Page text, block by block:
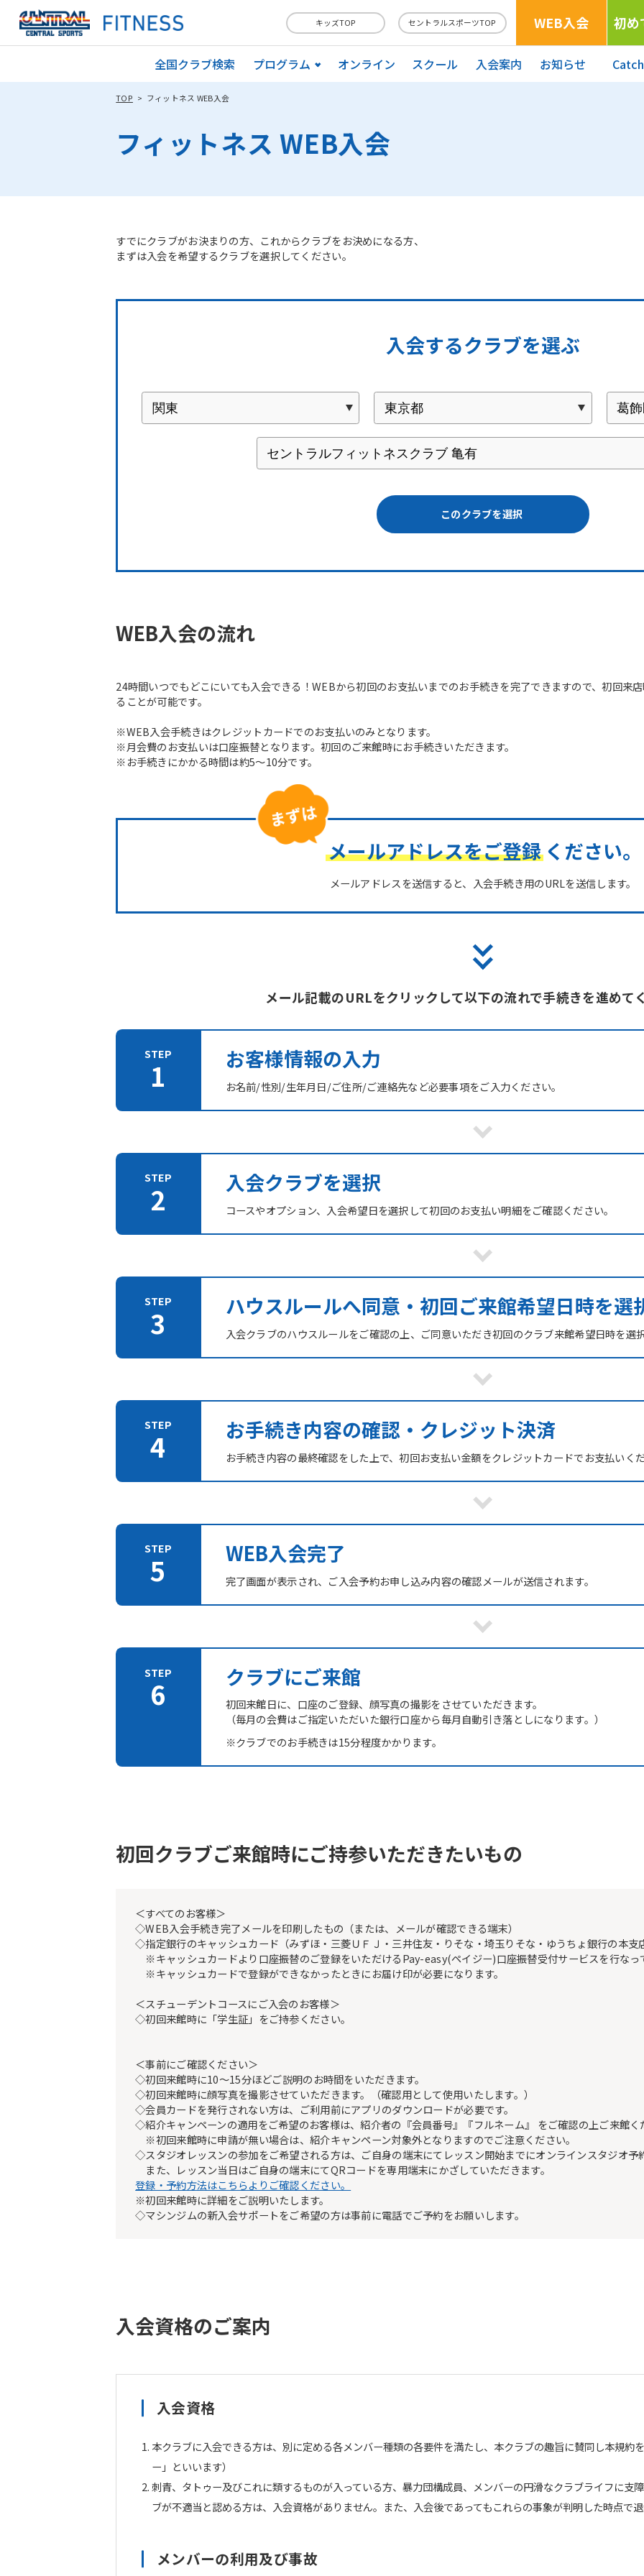
キッズTOP セントラルスポーツTOP WEB入会 初め
全国クラブ検索 プログラム オンライン スクール 入会案内 お知らせ
TOP フィットネス WEB入会
フィットネス WEB入会
すでにクラブがお決まりの方、これからクラブをお決めになる方、
まずは入会を希望するクラブを選択してください。
入会するクラブを選ぶ
このクラブを選択
WEB入会の流れ
24時間いつでもどこにいても入会できる！WEBから初回のお支払いまでのお手続きを完了できますので、初回来
ることが可能です。
※WEB入会手続きはクレジットカードでのお支払いのみとなります。
※月会費のお支払いは口座振替となります。初回のご来館時にお手続きいただきます。
※お手続きにかかる時間は約5～10分です。
メールアドレスをご登録 ください。
メールアドレスを送信すると、入会手続き用のURLを送信します。
メール記載のURLをクリックして以下の流れで手続きを進めて
お客様情報の入力
お名前/性別/生年月日/ご住所/ご連絡先など必要事項をご入力ください。
入会クラブを選択
コースやオプション、入会希望日を選択して初回のお支払い明細をご確認ください。
ハウスルールへ同意・初回ご来館希望日時を選
入会クラブのハウスルールをご確認の上、ご同意いただき初回のクラブ来館希望日時を選
お手続き内容の確認・クレジット決済
お手続き内容の最終確認をした上で、初回お支払い金額をクレジットカードでお支払いくだ
WEB入会完了
完了画面が表示され、ご入会予約お申し込み内容の確認メールが送信されます。
クラブにご来館
初回来館日に、口座のご登録、顔写真の撮影をさせていただきます。
（毎月の会費はご指定いただいた銀行口座から毎月自動引き落としになります。）
※クラブでのお手続きは15分程度かかります。
初回クラブご来館時にご持参いただきたいもの
＜すべてのお客様＞
◇WEB入会手続き完了メールを印刷したもの（または、メールが確認できる端末）
◇指定銀行のキャッシュカード（みずほ・三菱ＵＦＪ・三井住友・りそな・埼玉りそな・ゆうちょ銀行の本支店
※キャッシュカードより口座振替のご登録をいただけるPay-easy(ペイジー)口座振替受付サービスを行なっ
※キャッシュカードで登録ができなかったときにお届け印が必要になります。
＜スチューデントコースにご入会のお客様＞
◇初回来館時に「学生証」をご持参ください。
＜事前にご確認ください＞
◇初回来館時に10～15分ほどご説明のお時間をいただきます。
◇初回来館時に顔写真を撮影させていただきます。（確認用として使用いたします。）
◇会員カードを発行されない方は、ご利用前にアプリのダウンロードが必要です。
◇紹介キャンペーンの適用をご希望のお客様は、紹介者の『会員番号』『フルネーム』 をご確認の上ご来館く
※初回来館時に申請が無い場合は、紹介キャンペーン対象外となりますのでご注意ください。
◇スタジオレッスンの参加をご希望される方は、ご自身の端末にてレッスン開始までにオンラインスタジオ予
また、レッスン当日はご自身の端末にてQRコードを専用端末にかざしていただきます。
登録・予約方法はこちらよりご確認ください。
※初回来館時に詳細をご説明いたします。
◇マシンジムの新入会サポートをご希望の方は事前に電話でご予約をお願いします。
入会資格のご案内
入会資格
本クラブに入会できる方は、別に定める各メンバー種類の各要件を満たし、本クラブの趣旨に賛同し本規約
ー」といいます）
刺青、タトゥー及びこれに類するものが入っている方、暴力団構成員、メンバーの円滑なクラブライフに支
ブが不適当と認める方は、入会資格がありません。また、入会後であってもこれらの事象が判明した時点で退
メンバーの利用及び事故
For foreigners
automatic translation) to return to
translation service, the Japanese
original content. We ask that you
fully understand this before using